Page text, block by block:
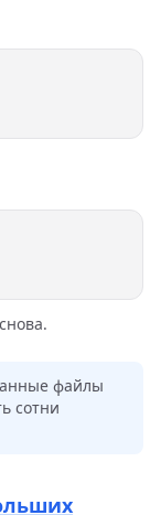
снова.
файлы
сотни